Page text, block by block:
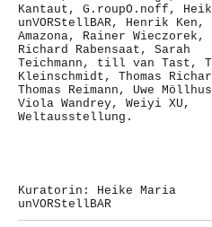
Kantaut, G.roupO.noff,
unVORStellBAR, Henrik Ken,
Amazona, Rainer Wieczorek,
Richard Rabensaat, Sarah
Teichmann, till van Tast,
Kleinschmidt, Thomas
Thomas Reimann, Uwe
Viola Wandrey, Weiyi XU,
Weltausstellung.
Kuratorin: Heike Maria
unVORStellBAR